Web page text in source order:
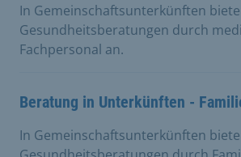
In Gemeinschaftsunterkünften
Gesundheitsberatungen durch
Fachpersonal an.
Beratung in Unterkünften -
In Gemeinschaftsunterkünften